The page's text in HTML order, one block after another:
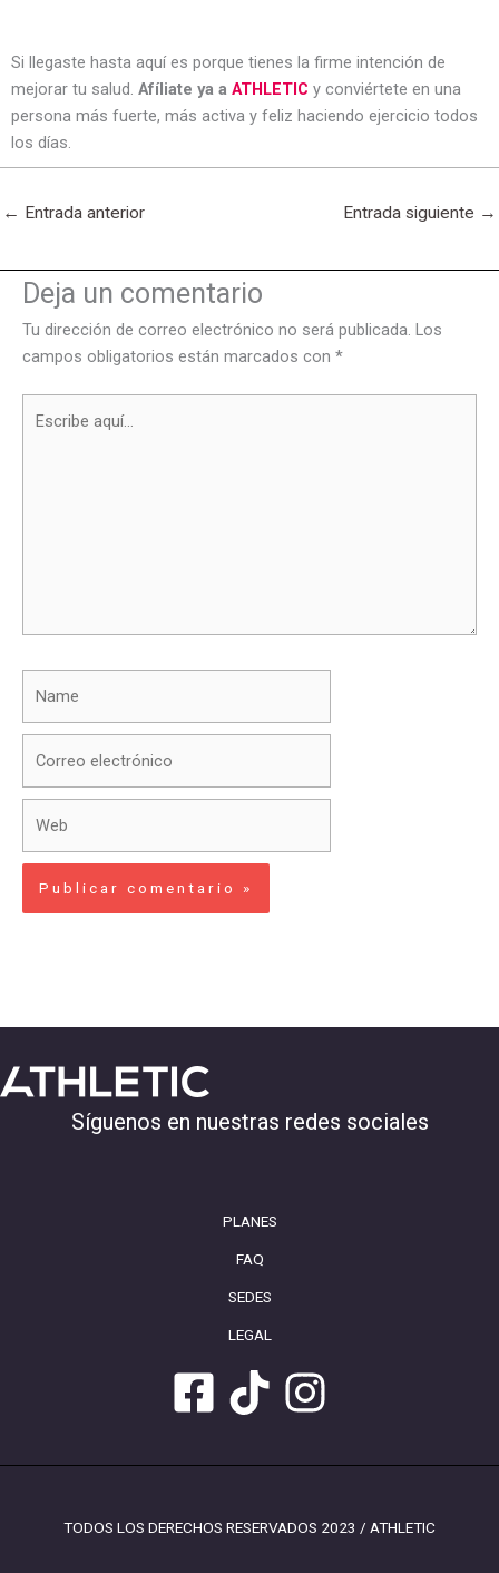
Si llegaste hasta aquí es porque tienes la firme intención de
mejorar tu salud. Afíliate ya a ATHLETIC y conviértete en una
persona más fuerte, más activa y feliz haciendo ejercicio todos
los días.
← Entrada anterior Entrada siguiente →
Deja un comentario
Tu dirección de correo electrónico no será publicada. Los
campos obligatorios están marcados con *
aquí...
Síguenos en nuestras redes sociales
PLANES
FAQ
SEDES
LEGAL
TODOS LOS DERECHOS RESERVADOS 2023 / ATHLETIC